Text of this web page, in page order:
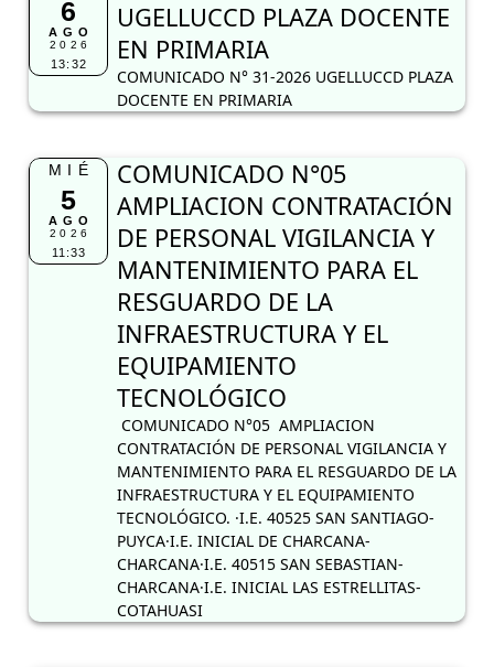
6
AGO
2026
13:32
UGELLUCCD PLAZA DOCENTE
EN PRIMARIA
COMUNICADO N° 31-2026 UGELLUCCD PLAZA
DOCENTE EN PRIMARIA
MIÉ
5
AGO
2026
11:33
COMUNICADO N°05
AMPLIACION CONTRATACIÓN
DE PERSONAL VIGILANCIA Y
MANTENIMIENTO PARA EL
RESGUARDO DE LA
INFRAESTRUCTURA Y EL
EQUIPAMIENTO
TECNOLÓGICO
COMUNICADO N°05 AMPLIACION
CONTRATACIÓN DE PERSONAL VIGILANCIA Y
MANTENIMIENTO PARA EL RESGUARDO DE LA
INFRAESTRUCTURA Y EL EQUIPAMIENTO
TECNOLÓGICO. ·I.E. 40525 SAN SANTIAGO-
PUYCA·I.E. INICIAL DE CHARCANA-
CHARCANA·I.E. 40515 SAN SEBASTIAN-
CHARCANA·I.E. INICIAL LAS ESTRELLITAS-
COTAHUASI